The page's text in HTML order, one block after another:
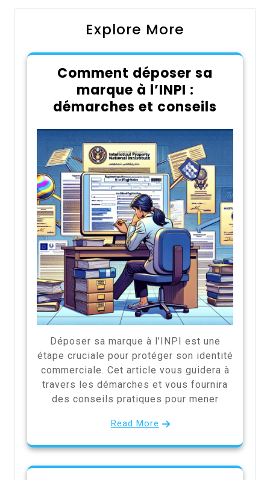
Explore More
Comment déposer sa
marque à l’INPI :
démarches et conseils
Déposer sa marque à l’INPI est une
étape cruciale pour protéger son identité
commerciale. Cet article vous guidera à
travers les démarches et vous fournira
des conseils pratiques pour mener
Read More